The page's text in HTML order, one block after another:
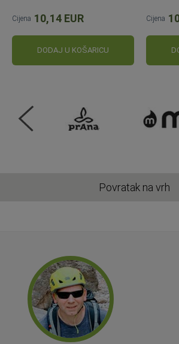
Cijena 10,14 EUR
DODAJ U KOŠARICU
Cijena
Povratak na vrh